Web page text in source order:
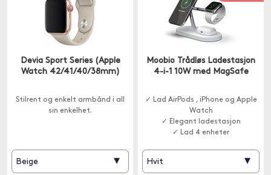
Devia Sport Series (Apple
Watch 42/41/40/38mm)
Stilrent og enkelt armbånd i all
sin enkelhet.
Beige ▾
Moobio Trådløs Ladestasjon
4-i-1 10W med MagSafe
✓ Lad AirPods , iPhone og Apple
Watch
✓ Elegant ladestasjon
✓ Lad 4 enheter
Hvit ▾